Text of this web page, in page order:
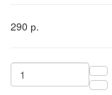
290 р.